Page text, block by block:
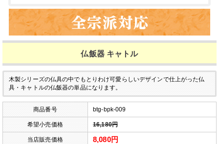
仏飯器 キャトル
木製シリーズの仏具の中でもとりわけ可愛らしいデザインで仕上がった仏
具・キャトルの仏飯器の単品になります。
商品番号 btg-bpk-009
希望小売価格 16,180円
当店販売価格 8,080円